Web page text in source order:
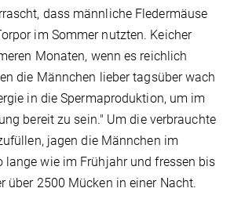
dass männliche Fledermäuse
im Sommer nutzten. Keicher
Monaten, wenn es reichlich
die Männchen lieber tagsüber wach
in die Spermaproduktion, um im
bereit zu sein." Um die verbrauchte
jagen die Männchen im
lange wie im Frühjahr und fressen bis
über 2500 Mücken in einer Nacht.